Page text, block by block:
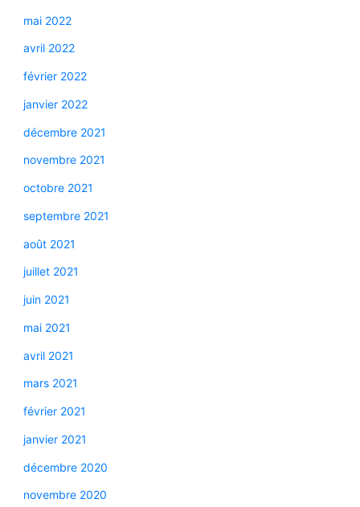
mai 2022
avril 2022
février 2022
janvier 2022
décembre 2021
novembre 2021
octobre 2021
septembre 2021
août 2021
juillet 2021
juin 2021
mai 2021
avril 2021
mars 2021
février 2021
janvier 2021
décembre 2020
novembre 2020